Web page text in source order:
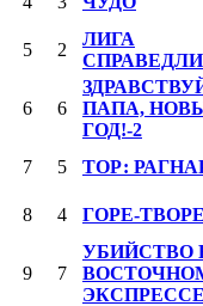
5 2
ЛИГА
6 6
ПАПА,
ГОД!-2
7 5 ТОР:
8 4 ГОРЕ-
9 7
УБИЙСТВО
ЭКСПРЕССЕ